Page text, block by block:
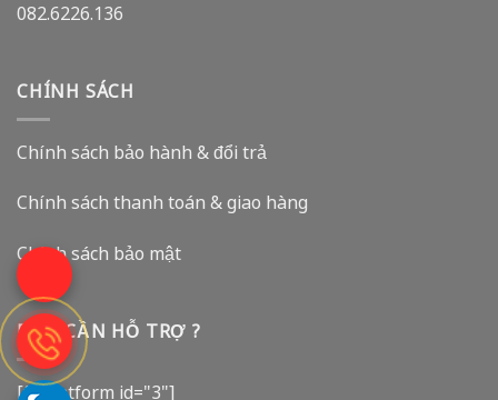
082.6226.136
CHÍNH SÁCH
Chính sách bảo hành & đổi trả
Chính sách thanh toán & giao hàng
Chính sách bảo mật
BẠN CẦN HỖ TRỢ ?
[fluentform id="3"]